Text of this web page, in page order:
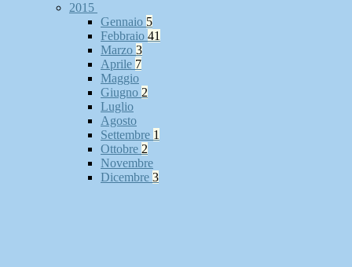
2015
Gennaio 5
Febbraio 41
Marzo 3
Aprile 7
Maggio
Giugno 2
Luglio
Agosto
Settembre 1
Ottobre 2
Novembre
Dicembre 3